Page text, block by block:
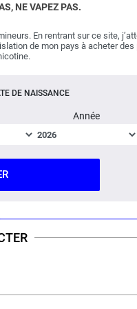
NE VAPEZ PAS.
En rentrant sur ce site,
de mon pays à acheter des
DE NAISSANCE
Année
la forme d'une
vie conséquente et par
élevées.
coton à détenir
un coton d'excellence